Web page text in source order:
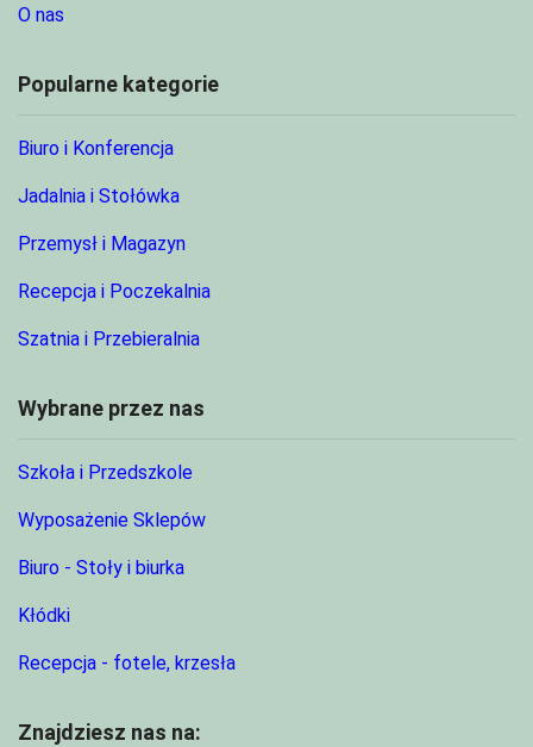
O nas
Popularne kategorie
Biuro i Konferencja
Jadalnia i Stołówka
Przemysł i Magazyn
Recepcja i Poczekalnia
Szatnia i Przebieralnia
Wybrane przez nas
Szkoła i Przedszkole
Wyposażenie Sklepów
Biuro - Stoły i biurka
Kłódki
Recepcja - fotele, krzesła
Znajdziesz nas na: